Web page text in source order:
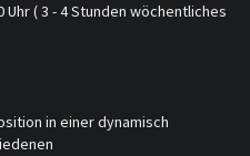
( 3 - 4 Stunden wöchentliches
in einer dynamisch